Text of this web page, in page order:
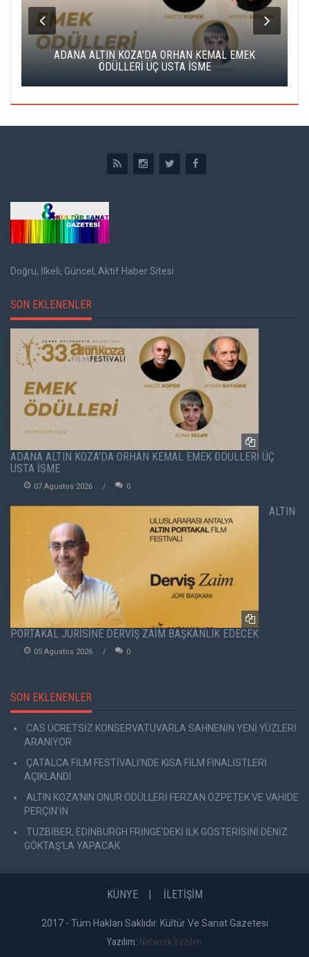
ADANA ALTIN KOZA'DA ORHAN KEMAL EMEK
ÖDÜLLERİ ÜÇ USTA İSME
Doğru, İlkeli, Güncel, Aktif Haber Sitesi
SON EKLENENLER
ADANA ALTIN KOZA'DA ORHAN KEMAL EMEK ÖDÜLLERİ ÜÇ
USTA İSME
07 Agustos 2026 0
ALTIN
PORTAKAL JÜRİSİNE DERVİŞ ZAİM BAŞKANLIK EDECEK
05 Agustos 2026 0
SON EKLENENLER
CAS ÜCRETSİZ KONSERVATUVARLA SAHNENİN YENİ YÜZLERİ
ARANIYOR
ÇATALCA FİLM FESTİVALİ'NDE KISA FİLM FİNALİSTLERİ
AÇIKLANDI
ALTIN KOZA'NIN ONUR ÖDÜLLERİ FERZAN ÖZPETEK VE VAHİDE
PERÇİN'İN
TUZBİBER, EDİNBURGH FRİNGE'DEKİ İLK GÖSTERİSİNİ DENİZ
GÖKTAŞ'LA YAPACAK
KÜNYE İLETİŞİM
2017 - Tüm Hakları Saklıdır. Kültür Ve Sanat Gazetesi
Yazılım: Network Yazılım